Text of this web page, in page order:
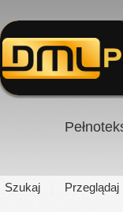
Szukaj Przeglądaj